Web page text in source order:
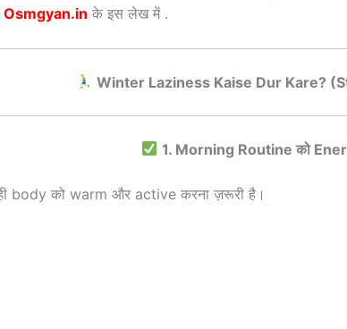
Osmgyan.in के इस लेख में .
Winter Laziness Kaise Dur Kare?
1. Morning Routine को
body को warm और active करना ज़रूरी है।